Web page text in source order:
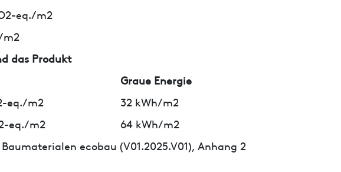
eq./m2
m2
das Produkt
Graue Energie
eq./m2
32 kWh/m2
eq./m2 64 kWh/m2
ecobau (V01.2025.V01), Anhang 2